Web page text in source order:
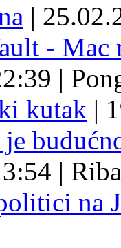
|
- Mac
|
kutak |
| Riba
na